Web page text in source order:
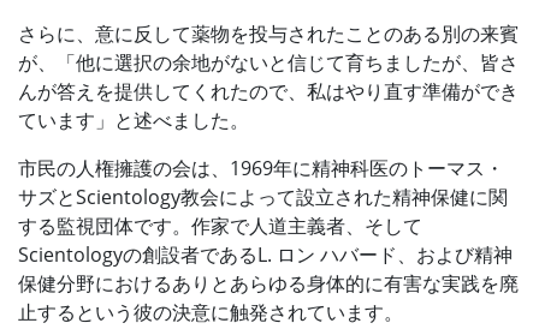
さらに、意に反して薬物を投与されたことのある別の来賓
が、「他に選択の余地がないと信じて育ちましたが、皆さ
んが答えを提供してくれたので、私はやり直す準備ができ
ています」と述べました。
市民の人権擁護の会は、1969年に精神科医のトーマス・
サズとScientology教会によって設立された精神保健に関
する監視団体です。作家で人道主義者、そして
Scientologyの創設者であるL. ロン ハバード、および精神
保健分野におけるありとあらゆる身体的に有害な実践を廃
止するという彼の決意に触発されています。